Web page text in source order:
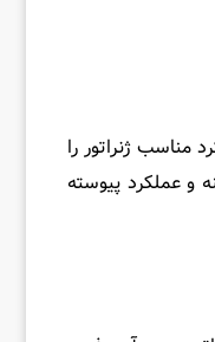
ژنراتور را
عملکرد پیوسته